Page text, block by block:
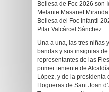
Bellesa de Foc 2026 son
Melanie Masanet
Bellesa del Foc Infantil
Pilar Valcárcel Sánchez.
Una a una, las tres niñas
bandas y sus insignias
representantes de las
primer teniente de
López, y de la presidenta
Hogueras de Sant Joan